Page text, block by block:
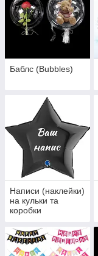
Баблс (Bubbles)
Написи (наклейки)
на кульки та
коробки